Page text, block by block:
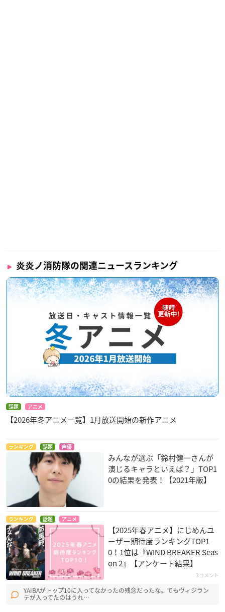
炎炎ノ消防隊の関連ニュースランキング
話題 アニメ
【2026年冬アニメ一覧】1月放送開始の新作アニメ
ランキング 話題 声優
みんなが選ぶ「鈴村健一さんが
演じるキャラといえば？」TOP1
0の結果を発表！【2021年版】
ランキング 話題 アニメ
【2025年春アニメ】にじめんユ
ーザー期待度ランキングTOP1
0！1位は『WIND BREAKER Seas
on 2』【アンケート結果】
3コメント
YAIBAがトップ10に入ってなかったの残念だったな。でもヴィジラン
テが入ってたのはうれ…